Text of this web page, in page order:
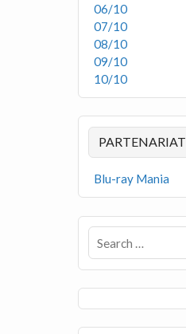
06/10
07/10
08/10
09/10
10/10
PARTENARIAT
Blu-ray Mania